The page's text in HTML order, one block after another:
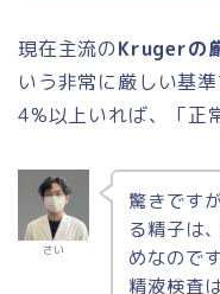
現在主流のKrugerの
いう非常に厳しい基
4%以上 いれば、「正
さい
驚きです
る精子は
めなのです
精液検査